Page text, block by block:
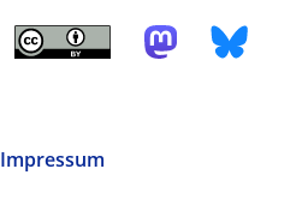
Impressum